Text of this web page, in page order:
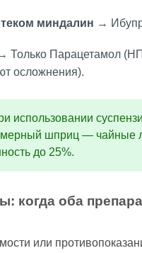
миндалин →
Только Парацетамол
осложнения).
использовании
мерный шприц — чайные
до 25%.
когда оба
или